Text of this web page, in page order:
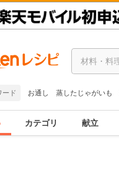
ード お通し 蒸したじゃがいも
カテゴリ 献立